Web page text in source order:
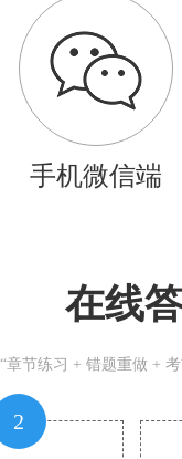
手机微信端
在线
“章节练习 + 错题重做 +
2